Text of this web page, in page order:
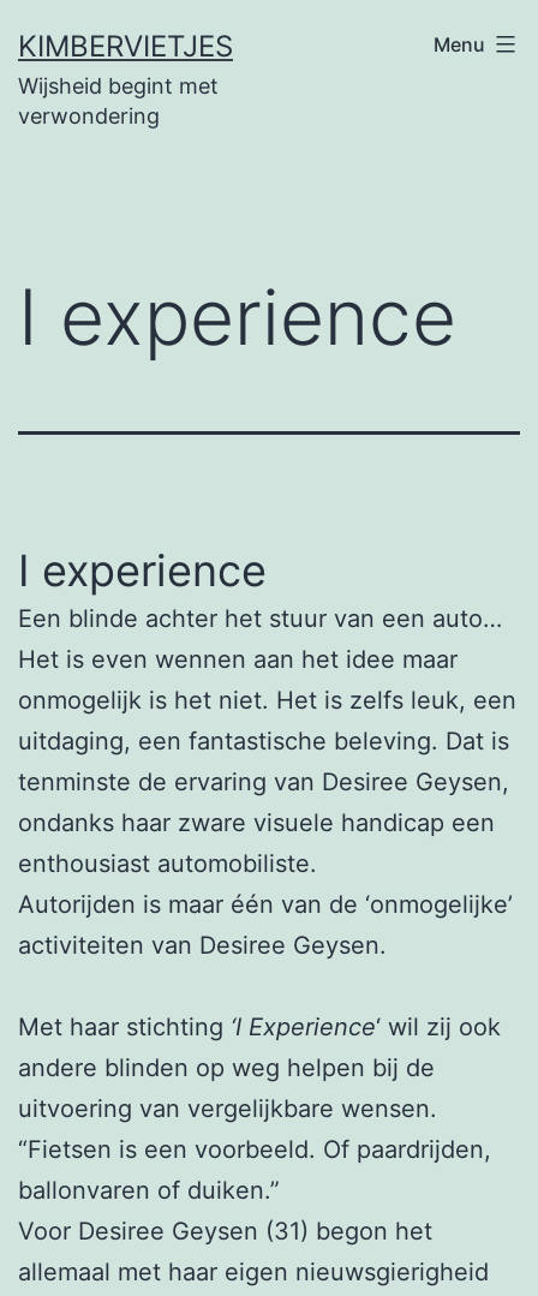
naar
de
KIMBERVIETJES
Wijsheid begint met
verwondering
Menu
I experience
I experience
Een blinde achter het stuur van een auto…
Het is even wennen aan het idee maar
onmogelijk is het niet. Het is zelfs leuk, een
uitdaging, een fantastische beleving. Dat is
tenminste de ervaring van Desiree Geysen,
ondanks haar zware visuele handicap een
enthousiast automobiliste.
Autorijden is maar één van de ‘onmogelijke’
activiteiten van Desiree Geysen.
Met haar stichting ‘I Experience‘ wil zij ook
andere blinden op weg helpen bij de
uitvoering van vergelijkbare wensen.
“Fietsen is een voorbeeld. Of paardrijden,
ballonvaren of duiken.”
Voor Desiree Geysen (31) begon het
allemaal met haar eigen nieuwsgierigheid